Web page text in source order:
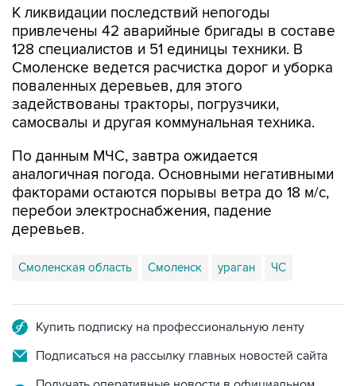
К ликвидации последствий непогоды
привлечены 42 аварийные бригады в составе
128 специалистов и 51 единицы техники. В
Смоленске ведется расчистка дорог и уборка
поваленных деревьев, для этого
задействованы тракторы, погрузчики,
самосвалы и другая коммунальная техника.
По данным МЧС, завтра ожидается
аналогичная погода. Основными негативными
факторами остаются порывы ветра до 18 м/с,
перебои электроснабжения, падение
деревьев.
Смоленская область Смоленск ураган ЧС
Купить подписку на профессиональную ленту
Подписаться на рассылку главных новостей сайта